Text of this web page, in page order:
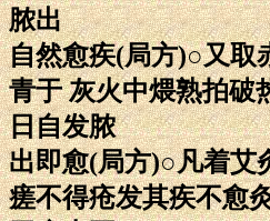
脓出
自然愈疾(局方)○又取
青于 灰火中煨熟拍破
日自发脓
出即愈(局方)○凡着艾
瘥不得疮发其疾不愈